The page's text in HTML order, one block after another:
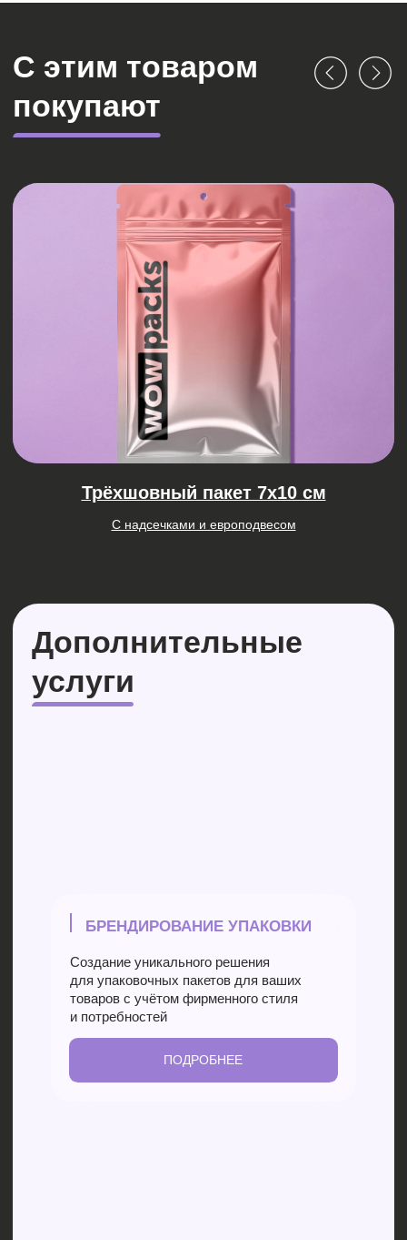
собственного узнаваемого логотипа
БАЗОВАЯ УПАКОВКА БРЕНДА
ПОДРОБНЕЕ
Почему бренд важен
Фирменный стиль помогает создать единую
визуальную идентификацию, что способствует:
Повышению узнаваемости
бренда
Увеличению лояльности
клиентов
Наше производство
Подробнее о том, как производятся наши
пакеты можете узнать на нашей странице
и задать необходимые вопросы нашим
менеджерам